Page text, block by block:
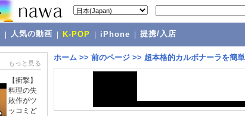
人気の動画 K-POP iPhone 提携/入店
もっと見る
【衝撃】
料理の失
敗作がツ
ッコミど
ホーム >> 前のページ >> 超本格的カルボナーラを簡